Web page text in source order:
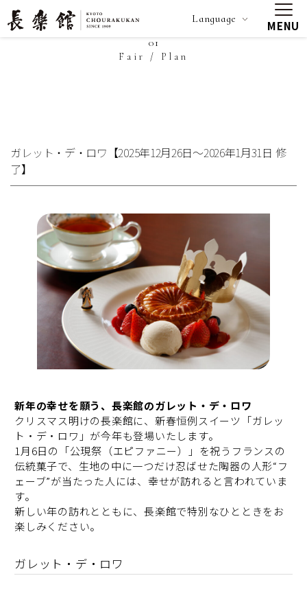
Language MENU
01
Fair / Plan
ガレット・デ・ロワ【2025年12月26日～2026年1月31日 修
了】
新年の幸せを願う、長楽館のガレット・デ・ロワ
クリスマス明けの長楽館に、新春恒例スイーツ「ガレッ
ト・デ・ロワ」が今年も登場いたします。
1月6日の「公現祭（エピファニー）」を祝うフランスの
伝統菓子で、生地の中に一つだけ忍ばせた陶器の人形“フ
ェーブ”が当たった人には、幸せが訪れると言われていま
す。
新しい年の訪れとともに、長楽館で特別なひとときをお
楽しみください。
ガレット・デ・ロワ